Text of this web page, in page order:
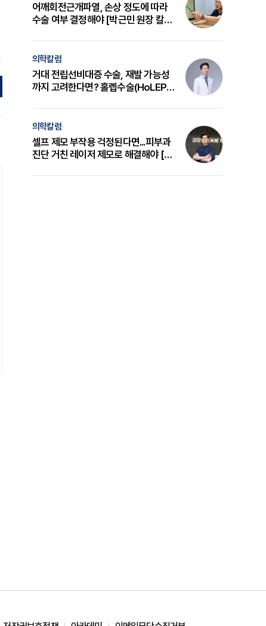
어깨회전근개파열, 손상 정도에 따라
수술 여부 결정해야 [박근민 원장 칼
의학칼럼
거대 전립선비대증 수술, 재발 가능성
까지 고려한다면? 홀렙수술(HoLEP)
의학칼럼
셀프 제모 부작용 걱정된다면...피부과
진단 거친 레이저 제모로 해결해야 [변